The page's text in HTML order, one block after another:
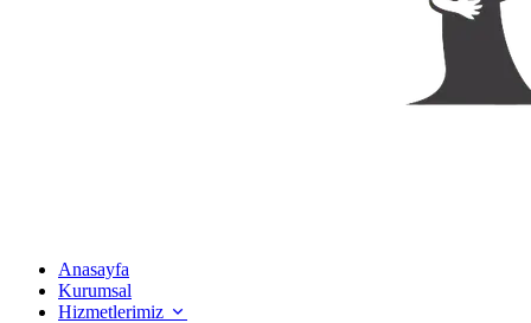
Anasayfa
Kurumsal
Hizmetlerimiz